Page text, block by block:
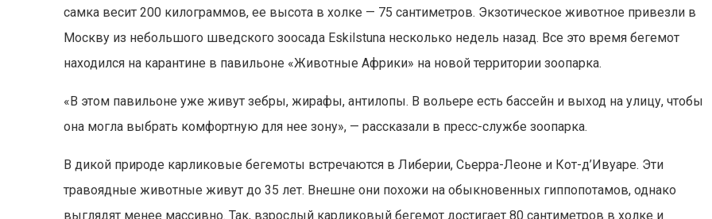
самка весит 200 килограммов, ее высота в холке — 75 сантиметров. Экзотическое животное привезли в
Москву из небольшого шведского зооcада Eskilstuna несколько недель назад. Все это время бегемот
находился на карантине в павильоне «Животные Африки» на новой территории зоопарка.
«В этом павильоне уже живут зебры, жирафы, антилопы. В вольере есть бассейн и выход на улицу, чтобы
она могла выбрать комфортную для нее зону», — рассказали в пресс-службе зоопарка.
В дикой природе карликовые бегемоты встречаются в Либерии, Сьерра-Леоне и Кот-д’Ивуаре. Эти
травоядные животные живут до 35 лет. Внешне они похожи на обыкновенных гиппопотамов, однако
выглядят менее массивно. Так, взрослый карликовый бегемот достигает 80 сантиметров в холке и